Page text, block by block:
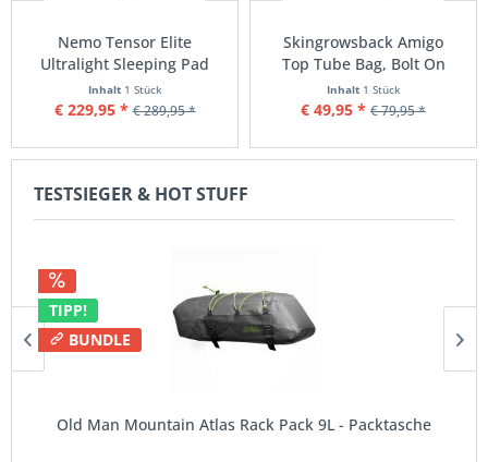
Nemo Tensor Elite
Ultralight Sleeping Pad
-...
Inhalt 1 Stück
€ 229,95 * € 289,95 *
Nemo Dragonfly OSMO
Bikepack Zelt 1P
1 Stück
€ 399,00 * € 579,95 *
TESTSIEGER & HOT STUFF
TIPP!
BUNDLE
Old Man Mountain Atlas Rack Pack 9L - Packtasche
Skingrowsback Amigo
Top Tube Bag, Bolt On
-...
Inhalt1 Stück
€ 44,95 * € 79,95 *
Skingrowsback Amigo
Top Tube Bag, Bolt On
- Black
Inhalt 1 Stück
€ 49,95 * € 79,95 *